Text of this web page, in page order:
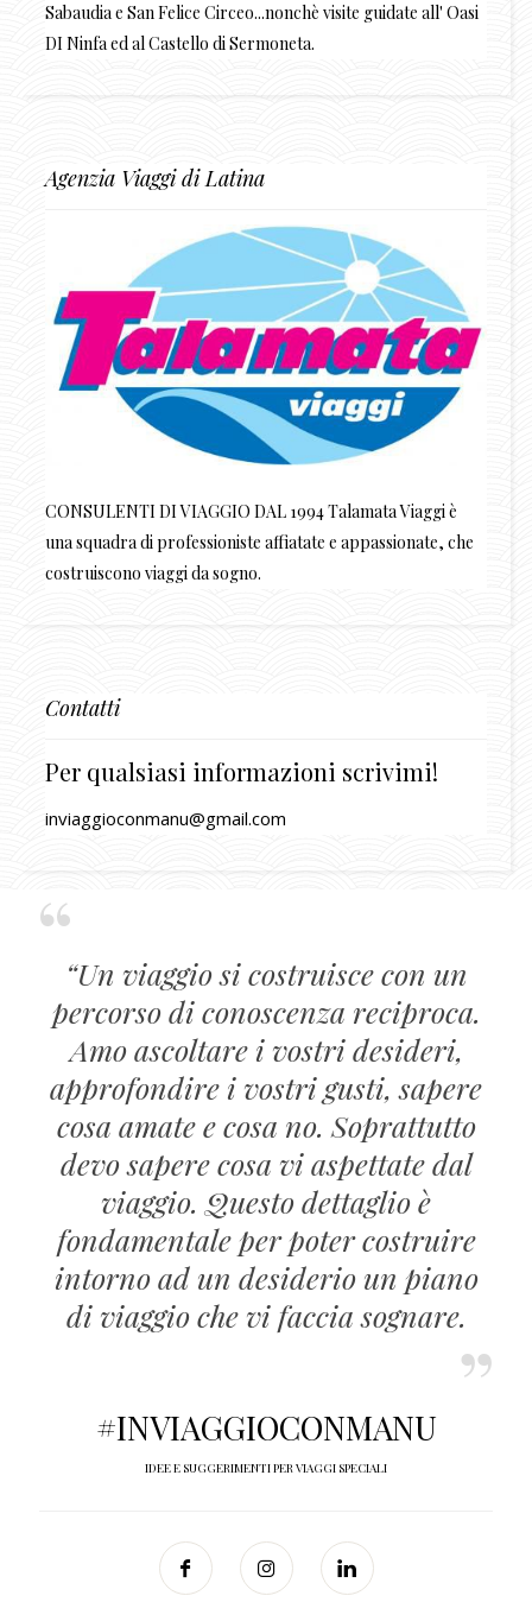
Sabaudia e San Felice Circeo...nonchè visite guidate all' Oasi
DI Ninfa ed al Castello di Sermoneta.
Agenzia Viaggi di Latina
CONSULENTI DI VIAGGIO DAL 1994 Talamata Viaggi è
una squadra di professioniste affiatate e appassionate, che
costruiscono viaggi da sogno.
Contatti
Per qualsiasi informazioni scrivimi!
inviaggioconmanu@gmail.com
“Un viaggio si costruisce con un
percorso di conoscenza reciproca.
Amo ascoltare i vostri desideri,
approfondire i vostri gusti, sapere
cosa amate e cosa no. Soprattutto
devo sapere cosa vi aspettate dal
viaggio. Questo dettaglio è
fondamentale per poter costruire
intorno ad un desiderio un piano
di viaggio che vi faccia sognare.
#INVIAGGIOCONMANU
IDEE E SUGGERIMENTI PER VIAGGI SPECIALI